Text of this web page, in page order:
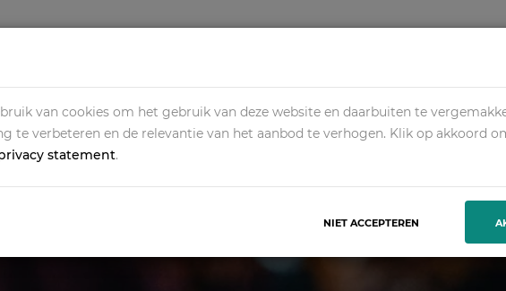
HULP -
van cookies om het gebruik van deze website en daarbuiten te
te verbeteren en de relevantie van het aanbod te verhogen. Klik op akkoord
statement.
NIET ACCEPTEREN